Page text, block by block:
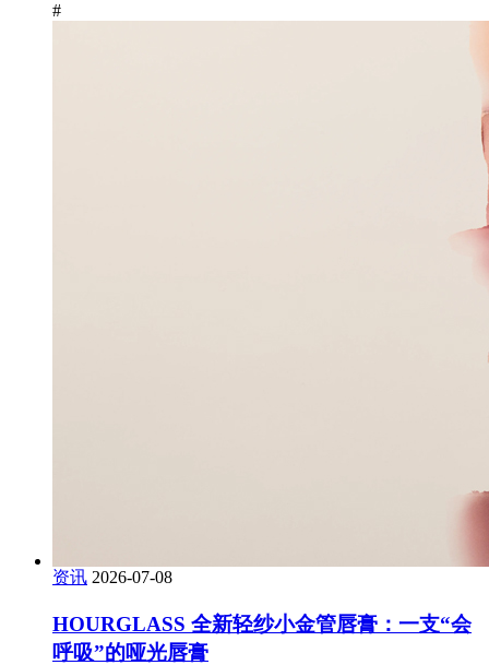
#
资讯 2026-07-08
HOURGLASS 全新轻纱小金管唇膏：一支“会
呼吸”的哑光唇膏